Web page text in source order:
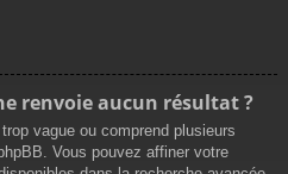
renvoie aucun résultat ?
vague ou comprend plusieurs
Vous pouvez affiner votre